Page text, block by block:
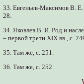
33. Евгеньев-Максимов В.
28.
34. Яковлев В. И. Род и
– первой трети XIX вв., с.
35. Там же, с. 251.
36. Там же, с. 252.